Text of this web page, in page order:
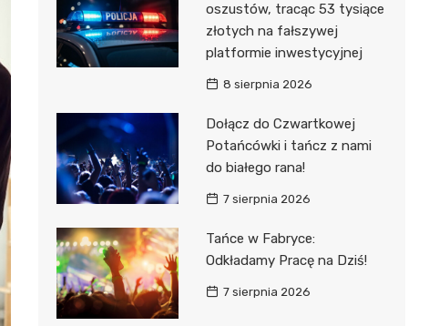
oszustów, tracąc 53 tysiące
złotych na fałszywej
platformie inwestycyjnej
8 sierpnia 2026
Dołącz do Czwartkowej
Potańcówki i tańcz z nami
do białego rana!
7 sierpnia 2026
Tańce w Fabryce:
Odkładamy Pracę na Dziś!
7 sierpnia 2026